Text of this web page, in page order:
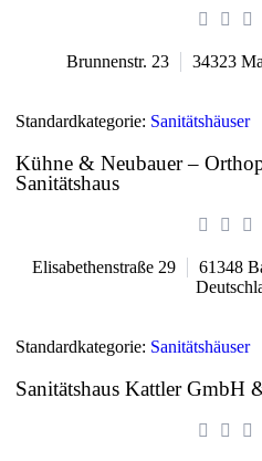
Brunnenstr. 23 34323
Standardkategorie: Sanitätshäuser
Kühne & Neubauer –
Sanitätshaus
Elisabethenstraße 29 61348
Standardkategorie: Sanitätshäuser
Sanitätshaus Kattler GmbH